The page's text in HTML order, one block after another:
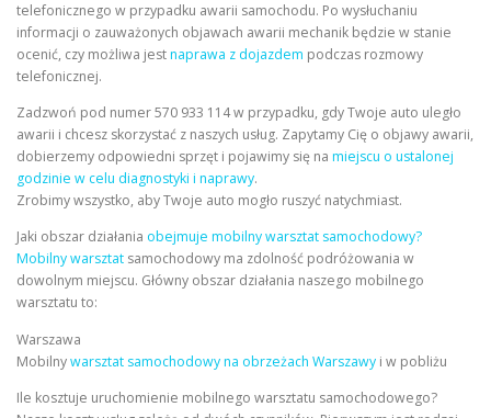
telefonicznego w przypadku awarii samochodu. Po wysłuchaniu
informacji o zauważonych objawach awarii mechanik będzie w stanie
ocenić, czy możliwa jestnaprawa z dojazdem podczas rozmowy
telefonicznej.
Zadzwoń pod numer 570 933 114 w przypadku, gdy Twoje auto uległo
awarii i chcesz skorzystać z naszych usług. Zapytamy Cię o objawy awarii,
dobierzemy odpowiedni sprzęt i pojawimy się na miejscu o ustalonej
godzinie w celu diagnostyki i naprawy.
Zrobimy wszystko, aby Twoje auto mogło ruszyć natychmiast.
Jaki obszar działania obejmuje mobilny warsztat samochodowy?
Mobilny warsztat samochodowy ma zdolność podróżowania w
dowolnym miejscu. Główny obszar działania naszego mobilnego
warsztatu to:
Warszawa
Mobilnywarsztat samochodowy na obrzeżach Warszawy i w pobliżu
Ile kosztuje uruchomienie mobilnego warsztatu samochodowego?